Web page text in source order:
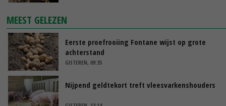
MEEST GELEZEN
Eerste proefrooiing Fontane wijst op grote
achterstand
GISTEREN, 09:35
Nijpend geldtekort treft vleesvarkenshouders